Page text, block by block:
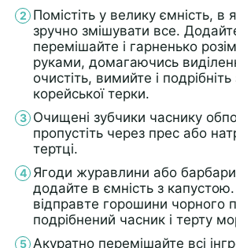
Помістіть у велику ємність, в
зручно змішувати все.
перемішайте і гарненько
руками, домагаючись
очистіть, вимийте і
корейської терки.
Очищені зубчики часнику
пропустіть через прес або
тертці.
Ягоди журавлини або
додайте в ємність з
відправте горошини чорного
подрібнений часник і терту
Акуратно перемішайте всі